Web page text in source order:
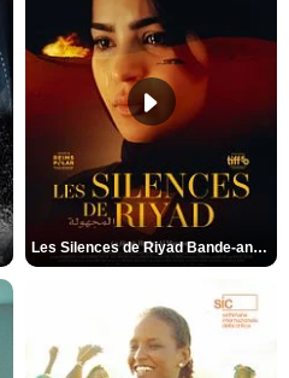
Les Silences de Riyad Bande-annonce VO STFR